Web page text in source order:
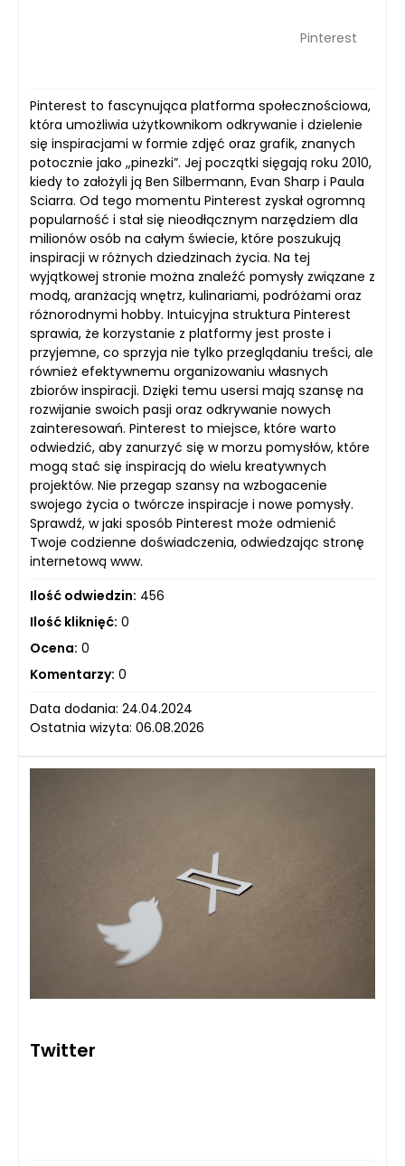
Pinterest
Pinterest to fascynująca platforma społecznościowa,
która umożliwia użytkownikom odkrywanie i dzielenie
się inspiracjami w formie zdjęć oraz grafik, znanych
potocznie jako „pinezki”. Jej początki sięgają roku 2010,
kiedy to założyli ją Ben Silbermann, Evan Sharp i Paula
Sciarra. Od tego momentu Pinterest zyskał ogromną
popularność i stał się nieodłącznym narzędziem dla
milionów osób na całym świecie, które poszukują
inspiracji w różnych dziedzinach życia. Na tej
wyjątkowej stronie można znaleźć pomysły związane z
modą, aranżacją wnętrz, kulinariami, podróżami oraz
różnorodnymi hobby. Intuicyjna struktura Pinterest
sprawia, że korzystanie z platformy jest proste i
przyjemne, co sprzyja nie tylko przeglądaniu treści, ale
również efektywnemu organizowaniu własnych
zbiorów inspiracji. Dzięki temu usersi mają szansę na
rozwijanie swoich pasji oraz odkrywanie nowych
zainteresowań. Pinterest to miejsce, które warto
odwiedzić, aby zanurzyć się w morzu pomysłów, które
mogą stać się inspiracją do wielu kreatywnych
projektów. Nie przegap szansy na wzbogacenie
swojego życia o twórcze inspiracje i nowe pomysły.
Sprawdź, w jaki sposób Pinterest może odmienić
Twoje codzienne doświadczenia, odwiedzając stronę
internetową www.
Ilość odwiedzin: 456
Ilość kliknięć: 0
Ocena: 0
Komentarzy: 0
Data dodania: 24.04.2024
Ostatnia wizyta: 06.08.2026
Twitter